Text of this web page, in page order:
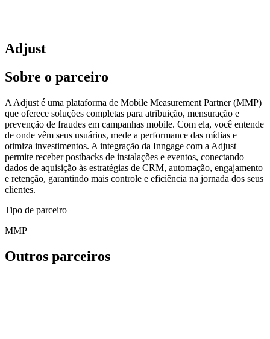
Adjust
Sobre o parceiro
A Adjust é uma plataforma de Mobile Measurement Partner (MMP)
que oferece soluções completas para atribuição, mensuração e
prevenção de fraudes em campanhas mobile. Com ela, você entende
de onde vêm seus usuários, mede a performance das mídias e
otimiza investimentos. A integração da Inngage com a Adjust
permite receber postbacks de instalações e eventos, conectando
dados de aquisição às estratégias de CRM, automação, engajamento
e retenção, garantindo mais controle e eficiência na jornada dos seus
clientes.
Tipo de parceiro
MMP
Outros parceiros